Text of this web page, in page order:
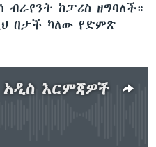
ብራየንት ከፓሪስ ዘግባለች።
በታች ካለው የድምጽ
አዲስ እርምጃዎች
available